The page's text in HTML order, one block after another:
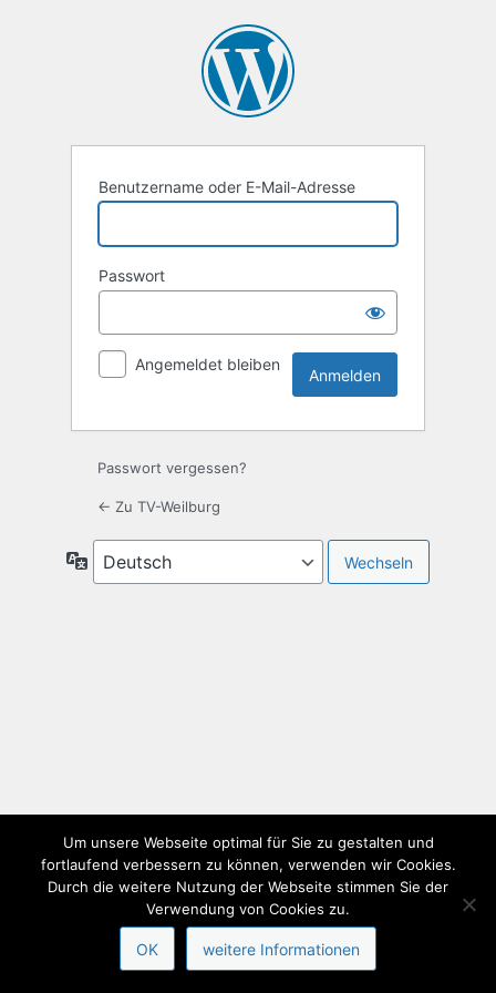
Benutzername oder E-Mail-Adresse
Passwort
Angemeldet bleiben
Passwort vergessen?
← Zu TV-Weilburg
Sprache
Um unsere Webseite optimal für Sie zu gestalten und
fortlaufend verbessern zu können, verwenden wir Cookies.
Durch die weitere Nutzung der Webseite stimmen Sie der
Verwendung von Cookies zu.
OK weitere Informationen